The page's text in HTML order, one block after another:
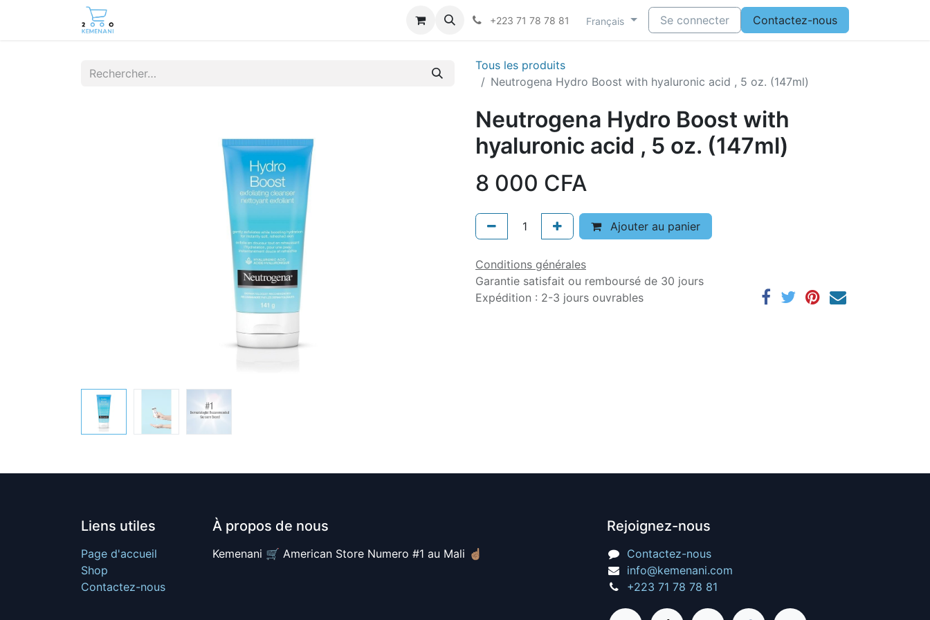
+223 71 78 78 81 Français Se connecter Contactez-nous
Tous les produits
Neutrogena Hydro Boost with hyaluronic acid , 5 oz. (147ml)
Neutrogena Hydro Boost with
hyaluronic acid , 5 oz. (147ml)
8 000 CFA
Ajouter au panier
Conditions générales
Garantie satisfait ou remboursé de 30 jours
Expédition : 2-3 jours ouvrables
Liens utiles
Page d'accueil
Shop
Contactez-nous
À propos de nous
Kemenani 🛒 American Store Numero #1 au Mali ☝🏽
Rejoignez-nous
Contactez-nous
info@kemenani.com
+223 71 78 78 81